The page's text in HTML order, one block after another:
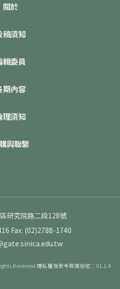
關於
稿須知
輯委員
期內容
理須知
與聯繫
研究院路二段128號
Fax: (02)2788-1740
Reserved.隱私權及安全政策版號：V1.1.4